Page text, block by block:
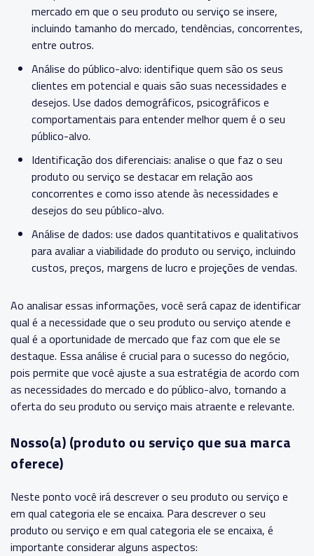
mercado em que o seu produto ou serviço se insere,
incluindo tamanho do mercado, tendências, concorrentes,
entre outros.
Análise do público-alvo: identifique quem são os seus
clientes em potencial e quais são suas necessidades e
desejos. Use dados demográficos, psicográficos e
comportamentais para entender melhor quem é o seu
público-alvo.
Identificação dos diferenciais: analise o que faz o seu
produto ou serviço se destacar em relação aos
concorrentes e como isso atende às necessidades e
desejos do seu público-alvo.
Análise de dados: use dados quantitativos e qualitativos
para avaliar a viabilidade do produto ou serviço, incluindo
custos, preços, margens de lucro e projeções de vendas.
Ao analisar essas informações, você será capaz de identificar
qual é a necessidade que o seu produto ou serviço atende e
qual é a oportunidade de mercado que faz com que ele se
destaque. Essa análise é crucial para o sucesso do negócio,
pois permite que você ajuste a sua estratégia de acordo com
as necessidades do mercado e do público-alvo, tornando a
oferta do seu produto ou serviço mais atraente e relevante.
Nosso(a) (produto ou serviço que sua marca
oferece)
Neste ponto você irá descrever o seu produto ou serviço e
em qual categoria ele se encaixa. Para descrever o seu
produto ou serviço e em qual categoria ele se encaixa, é
importante considerar alguns aspectos: